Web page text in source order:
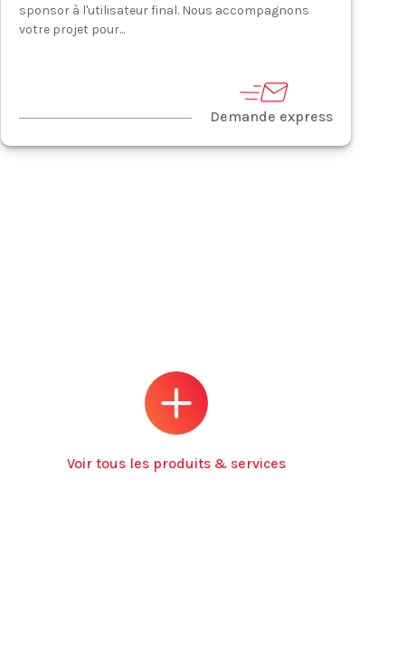
sponsor à l'utilisateur final. Nous accompagnons
votre projet pour...
Demande express
Voir tous les produits & services